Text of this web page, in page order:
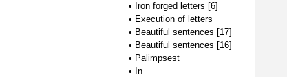
• Iron forged letters [6]
• Execution of letters
• Beautiful sentences [17]
• Beautiful sentences [16]
• Palimpsest
• In